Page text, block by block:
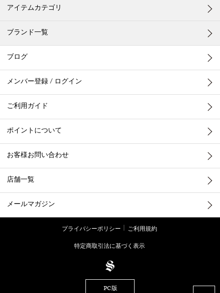
アイテムカテゴリ
ブランド一覧
ブログ
メンバー登録 / ログイン
ご利用ガイド
ポイントについて
お客様お問い合わせ
店舗一覧
メールマガジン
プライバシーポリシー
ご利用規約
特定商取引法に基づく表示
PC版